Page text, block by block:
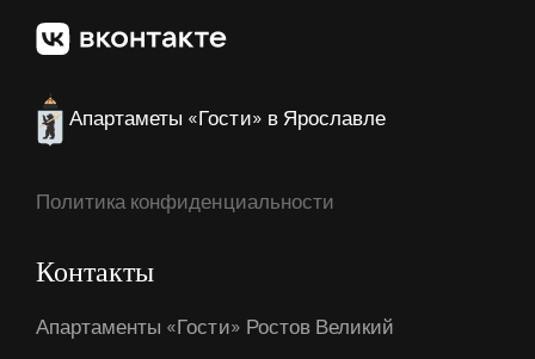
Апартаметы «Гости» в Ярославле
Политика конфиденциальности
Контакты
Апартаменты «Гости» Ростов Великий